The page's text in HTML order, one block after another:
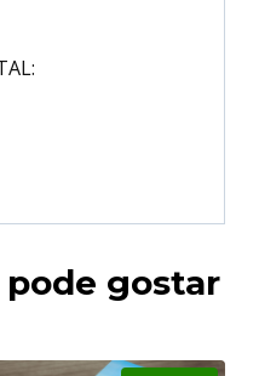
gostar